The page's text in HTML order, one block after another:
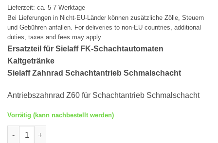
Lieferzeit: ca. 5-7 Werktage
Bei Lieferungen in Nicht-EU-Länder können zusätzliche Zölle, Steuern
und Gebühren anfallen. For deliveries to non-EU countries, additional
duties, taxes and fees may apply.
Ersatzteil für Sielaff FK-Schachtautomaten
Kaltgetränke
Sielaff Zahnrad Schachtantrieb Schmalschacht
Antriebszahnrad Z60 für Schachtantrieb Schmalschacht
Vorrätig (kann nachbestellt werden)
Sielaff Zahnrad Schachtantrieb Schmalschacht Menge